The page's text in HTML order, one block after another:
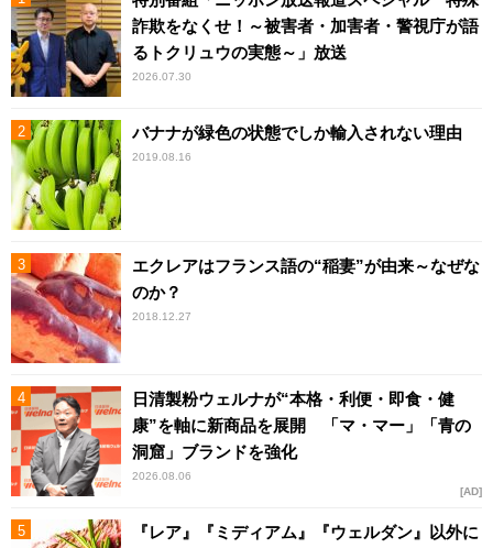
詐欺をなくせ！～被害者・加害者・警視庁が語
るトクリュウの実態～」放送
2026.07.30
バナナが緑色の状態でしか輸入されない理由
2019.08.16
エクレアはフランス語の“稲妻”が由来～なぜな
のか？
2018.12.27
日清製粉ウェルナが“本格・利便・即食・健
康”を軸に新商品を展開 「マ・マー」「青の
洞窟」ブランドを強化
2026.08.06
AD
『レア』『ミディアム』『ウェルダン』以外に